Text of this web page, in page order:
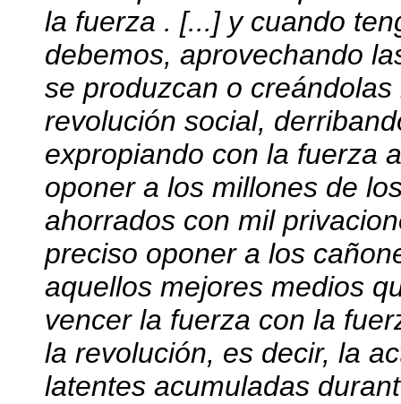
la fuerza . [...] y cuando
debemos, aprovechando
se produzcan o
revolución social,
expropiando con la fuerza
oponer a los millones de
ahorrados con mil
preciso oponer a los
aquellos mejores medios
vencer la fuerza con la
la revolución, es decir, la
latentes acumuladas